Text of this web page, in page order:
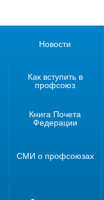
Новости
Как вступить в
профсоюз
Книга Почета
Федерации
СМИ о профсоюзах